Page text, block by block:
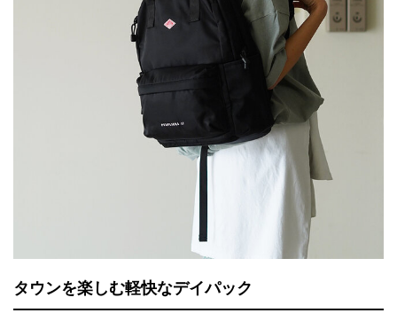
タウンを楽しむ軽快なデイパック